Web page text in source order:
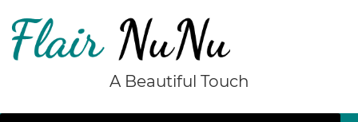
content
A Beautiful Touch